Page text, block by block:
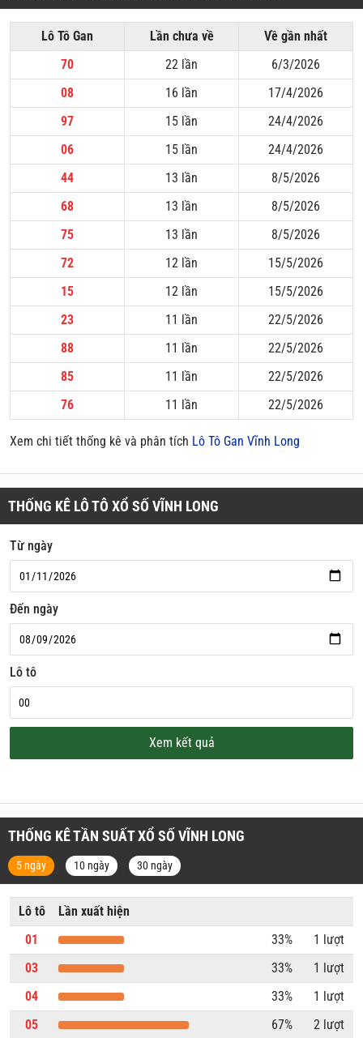
Lô Tô Gan Lần chưa về
Về gần nhất
70
22 lần
6/3/2026
08
16 lần
17/4/2026
97
15 lần
24/4/2026
06
15 lần
24/4/2026
44
13 lần
8/5/2026
68
13 lần
8/5/2026
75
13 lần
8/5/2026
72
12 lần
15/5/2026
15
12 lần
15/5/2026
23
11 lần
22/5/2026
88
11 lần
22/5/2026
85
11 lần
22/5/2026
76
11 lần 22/5/2026
Xem chi tiết thống kê và phân tích Lô Tô Gan Vĩnh Long
THỐNG KÊ LÔ TÔ XỔ SỐ VĨNH LONG
Từ ngày
Đến ngày
Lô tô
Xem kết quả
THỐNG KÊ TẦN SUẤT XỔ SỐ VĨNH LONG
5 ngày 10 ngày 30 ngày
Lô tô
Lần xuất hiện
01
33%
1 lượt
03
33%
1 lượt
04
33%
1 lượt
05
67% 2 lượt